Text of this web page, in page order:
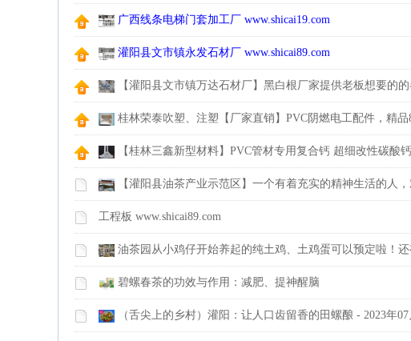
花、木纹石等产品
广西线条电梯门套加工厂 www.shicai19.com
灌阳县文市镇永发石材厂 www.shicai89.com
【灌阳县文市镇万达石材厂】黑白根厂家提供老板想要的
桂林荣泰吹塑、注塑【厂家直销】PVC阴燃电工配件，精品
【桂林三鑫新型材料】PVC管材专用复合钙 超细改性碳酸钙
【灌阳县油茶产业示范区】一个有着充实的精神生活的人
的态度
工程板 www.shicai89.com
油茶园从小鸡仔开始养起的纯土鸡、土鸡蛋可以预定啦！
碧螺春茶的功效与作用：减肥、提神醒脑
（舌尖上的乡村）灌阳：让人口齿留香的田螺酿 - 2023年